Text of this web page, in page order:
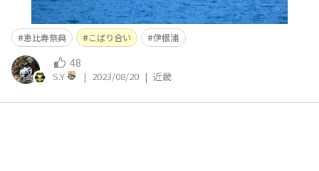
恵比寿祭典 こばり合い 伊根浦
48
S.Y | 2023/08/20 | 近畿